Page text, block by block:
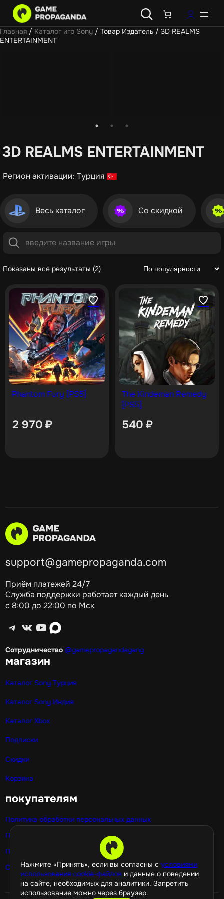
Нажмите «Принять», если вы согласны с условиями
использования cookie-файлов и данные о поведении
на сайте, необходимых для аналитики. Запретить
использование можно через браузер.
Главная / Каталог игр Sony / Товар Издатель / 3D REALMS
ENTERTAINMENT
3D REALMS ENTERTAINMENT
Регион активации: Турция
Весь каталог Со скидкой
Показаны все результаты (2)
Phantom Fury [PS5]
2 970 ₽
The Kindeman Remedy
[PS5]
540 ₽
support@gamepropaganda.com
Приём платежей 24/7
Служба поддержки работает каждый день
с 8:00 до 22:00 по Мск
Telegram ВКонтакте YouTube max
Сотрудничество @gamepropagandagang
магазин
Каталог Sony Турция
Каталог Sony Индия
Каталог Xbox
Подписки
Скидки
Корзина
покупателям
Политика обработки персональных данных
Публичная оферта
Политика использования cookie
Оптовые покупки